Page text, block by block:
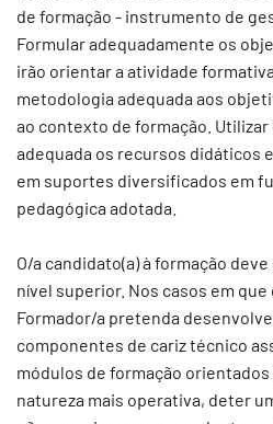
de formação - instrumento de
Formular adequadamente os
irão orientar a atividade
metodologia adequada aos
ao contexto de formação.
adequada os recursos didáticos
em suportes diversificados em
pedagógica adotada.
O/a candidato(a) à formação
nível superior. Nos casos em que
Formador/a pretenda
componentes de cariz técnico
módulos de formação
natureza mais operativa, deter